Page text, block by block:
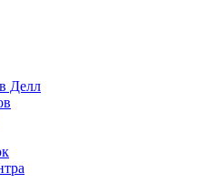
Делл